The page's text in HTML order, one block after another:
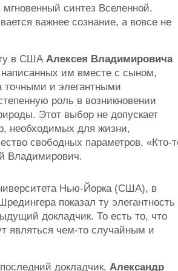
синтез Вселенной.
важнее сознание, а вовсе не
в США Алексея Владимировича
им вместе с сыном,
точными и элегантными
роль в возникновении
Этот выбор не допускает
необходимых для жизни,
свободных параметров. «Кто-
Владимирович.
Нью-Йорка (США), в
показал ту элегантность
докладчик. То есть то, что
являться чем-то случайным и
докладчик, Александр